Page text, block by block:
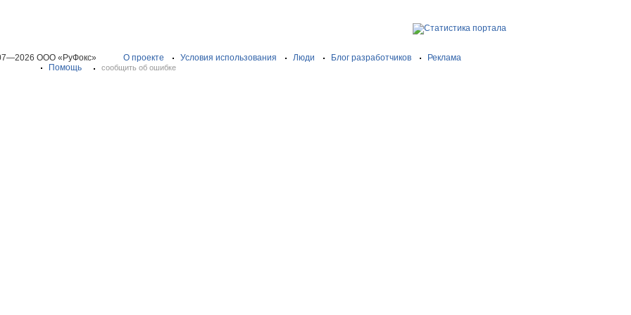
ООО «РуФокс» О проекте Условия использования Люди Блог разработчиков
Реклама
Помощь
сообщить об ошибке